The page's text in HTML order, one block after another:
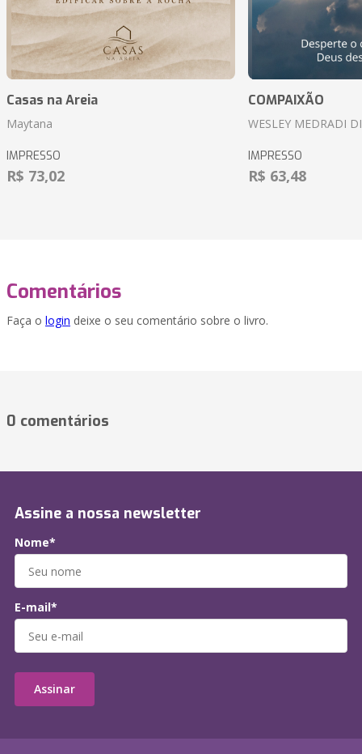
Casas na Areia
Maytana
IMPRESSO
R$ 73,02
COMPAIXÃO
WESLEY MEDRADI
IMPRESSO
R$ 63,48
Comentários
Faça o login deixe o seu comentário sobre o livro.
0 comentários
Assine a nossa newsletter
Nome*
E-mail*
Assinar